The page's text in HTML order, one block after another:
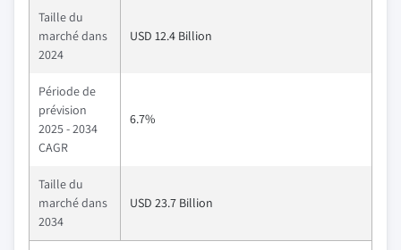
Taille du
marché dans
2024
USD 12.4 Billion
Période de
prévision
2025 - 2034
CAGR
6.7%
Taille du
marché dans
2034
USD 23.7 Billion